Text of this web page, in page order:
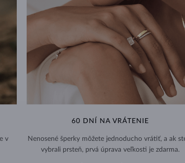
v
60 DNÍ NA VRÁTENIE
Nenosené šperky môžete jednoducho vrátiť, a ak
vybrali prsteň, prvá úprava veľkosti je zdarma.